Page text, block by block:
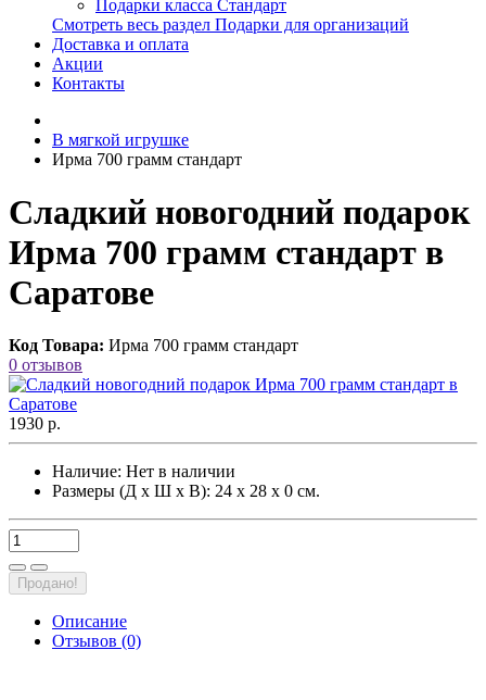
Подарки класса Стандарт
Смотреть весь раздел Подарки для организаций
Доставка и оплата
Акции
Контакты
В мягкой игрушке
Ирма 700 грамм стандарт
Сладкий новогодний подарок
Ирма 700 грамм стандарт в
Саратове
Код Товара: Ирма 700 грамм стандарт
0 отзывов
1930 р.
Наличие: Нет в наличии
Размеры (Д х Ш х В): 24 х 28 х 0 см.
Продано!
Описание
Отзывов (0)